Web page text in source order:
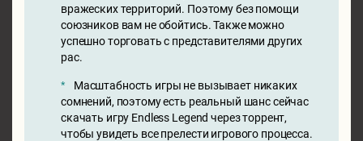
вражеских территорий. Поэтому без помощи
союзников вам не обойтись. Также можно
успешно торговать с представителями других
рас.
Масштабность игры не вызывает никаких
сомнений, поэтому есть реальный шанс сейчас
скачать игру Endless Legend через торрент,
чтобы увидеть все прелести игрового процесса.